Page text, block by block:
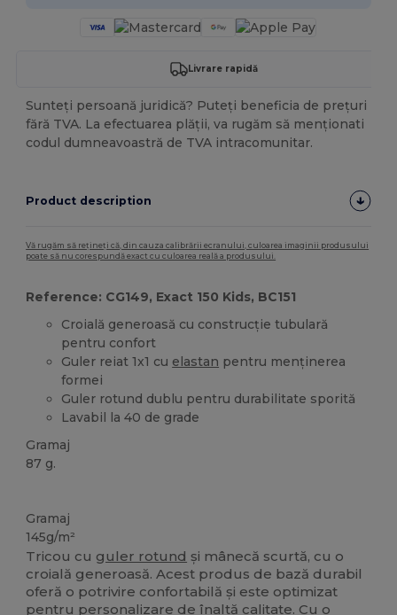
Livrare rapidă
Sunteți persoană juridică? Puteți beneficia de prețuri
fără TVA. La efectuarea plății, va rugăm să menționati
codul dumneavoastră de TVA intracomunitar.
Product description
Vă rugăm să rețineți că, din cauza calibrării ecranului, culoarea imaginii produsului
poate să nu corespundă exact cu culoarea reală a produsului.
Reference: CG149, Exact 150 Kids, BC151
Croială generoasă cu construcție tubulară
pentru confort
Guler reiat 1x1 cu elastan pentru menținerea
formei
Guler rotund dublu pentru durabilitate sporită
Lavabil la 40 de grade
Gramaj
87 g.
Gramaj
145g/m²
Tricou cu guler rotund și mânecă scurtă, cu o
croială generoasă. Acest produs de bază durabil
oferă o potrivire confortabilă și este optimizat
pentru personalizare de înaltă calitate. Cu o